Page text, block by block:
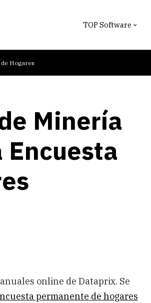
TOP Software
Hogares
Minería
Encuesta
online de Dataprix. Se
permanente de hogares